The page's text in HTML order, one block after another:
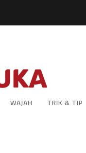
WAJAH TRIK & TIP